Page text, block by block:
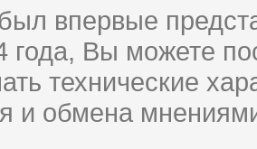
впервые
года, Вы можете
технические
и обмена